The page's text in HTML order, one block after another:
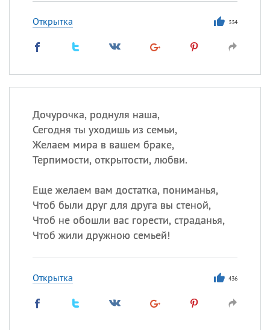
Открытка 334
Дочурочка, роднуля наша,
Сегодня ты уходишь из семьи,
Желаем мира в вашем браке,
Терпимости, открытости, любви.
Еще желаем вам достатка, пониманья,
Чтоб были друг для друга вы стеной,
Чтоб не обошли вас горести, страданья,
Чтоб жили дружною семьей!
Открытка 436